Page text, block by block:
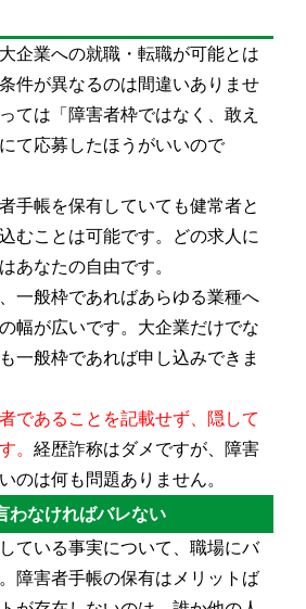
企業への就職・転職が可能とは
件が異なるのは間違いありませ
ては「障害者枠ではなく、敢え
て応募したほうがいいので
手帳を保有していても健常者と
むことは可能です。どの求人に
あなたの自由です。
一般枠であればあらゆる業種へ
幅が広いです。大企業だけでな
一般枠であれば申し込みできま
であることを記載せず、隠して
。 経歴詐称はダメですが、障害
のは何も問題ありません。
わなければバレない
ている事実について、職場にバ
障害者手帳の保有はメリットば